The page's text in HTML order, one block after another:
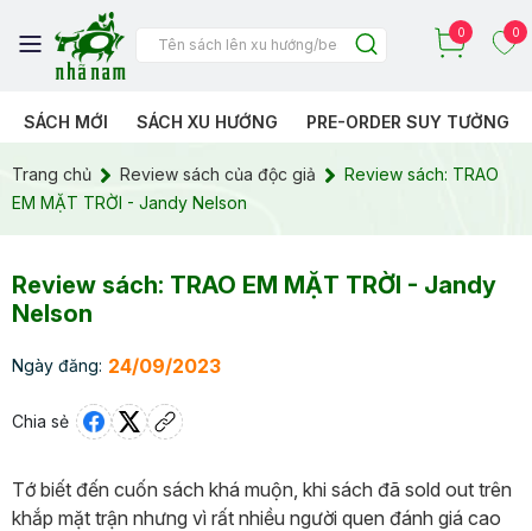
0 0
SÁCH MỚI SÁCH XU HƯỚNG PRE-ORDER SUY TƯỞNG
Trang chủ Review sách của độc giả
Review sách: TRAO
EM MẶT TRỜI - Jandy Nelson
Review sách: TRAO EM MẶT TRỜI - Jandy
Nelson
Ngày đăng: 24/09/2023
Chia sẻ
Tớ biết đến cuốn sách khá muộn, khi sách đã sold out trên
khắp mặt trận nhưng vì rất nhiều người quen đánh giá cao